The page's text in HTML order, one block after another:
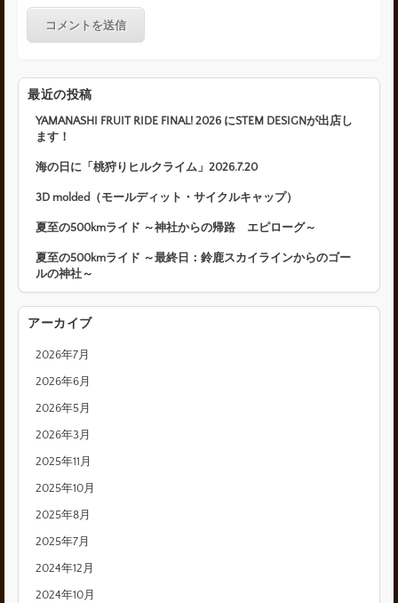
最近の投稿
YAMANASHI FRUIT RIDE FINAL! 2026 にSTEM DESIGNが出店し
ます！
海の日に「桃狩りヒルクライム」2026.7.20
3D molded（モールディット・サイクルキャップ）
夏至の500kmライド ～神社からの帰路 エピローグ～
夏至の500kmライド ～最終日：鈴鹿スカイラインからのゴー
ルの神社～
アーカイブ
2026年7月
2026年6月
2026年5月
2026年3月
2025年11月
2025年10月
2025年8月
2025年7月
2024年12月
2024年10月